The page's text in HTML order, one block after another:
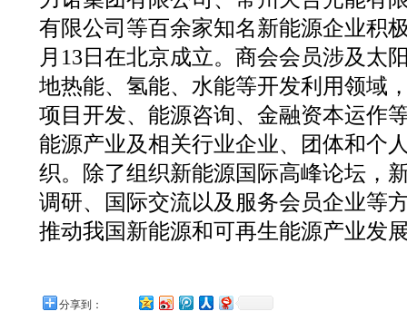
有限公司等百余家知名新能源企业积
月13日在北京成立。商会会员涉及太
地热能、氢能、水能等开发利用领域
项目开发、能源咨询、金融资本运作
能源产业及相关行业企业、团体和个
织。除了组织新能源国际高峰论坛，
调研、国际交流以及服务会员企业等
推动我国新能源和可再生能源产业发
分享到：